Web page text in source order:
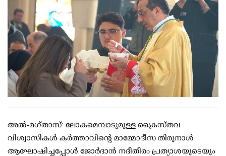
അൽ-മഗ്താസ്: ലോകമെമ്പാടുമുള്ള ക്രൈസ്തവ
വിശ്വാസികൾ കർത്താവിന്റെ മാമ്മോദീസ തിരുനാൾ
ആഘോഷിച്ചപ്പോൾ ജോർദാൻ നദീതീരം പ്രത്യാശയുടെയും